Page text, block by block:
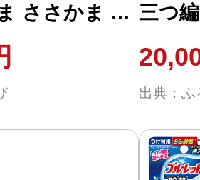
バイブルとは
ご質問
せ
ささかま か
おつまみ 練
お中元 お歳
社高政】
三つ
サド
イズ
ザー
革小
メ革
出典：ふ